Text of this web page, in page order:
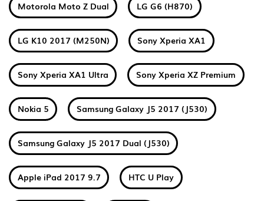
Motorola Moto Z Dual LG G6 (H870)
LG K10 2017 (M250N) Sony Xperia XA1
Sony Xperia XA1 Ultra Sony Xperia XZ Premium
Nokia 5 Samsung Galaxy J5 2017 (J530)
Samsung Galaxy J5 2017 Dual (J530)
Apple iPad 2017 9.7 HTC U Play